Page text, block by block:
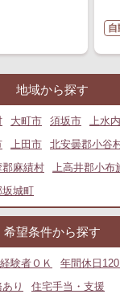
自
地域から探す
大町市 須坂市
上水
上田市 北安曇郡小谷
郡麻績村 上高井郡小布
坂城町
希望条件から探す
験者ＯＫ
年間休日
り 住宅手当・支援